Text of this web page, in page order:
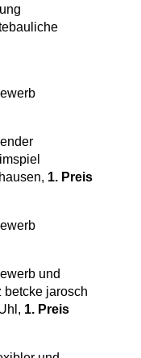
1. Preis
und
betcke jarosch
1. Preis